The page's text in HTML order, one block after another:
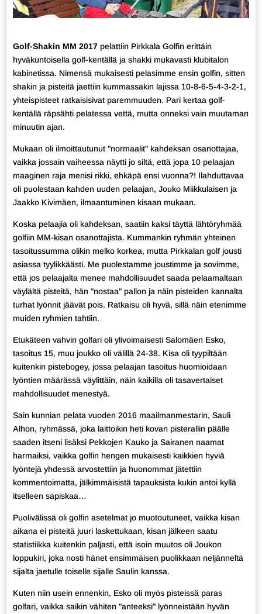
Golf-Shakin MM 2017pelattiin Pirkkala Golfin erittäin
hyväkuntoisella golf-kentällä ja shakki mukavasti klubitalon
kabinetissa. Nimensä mukaisesti pelasimme ensin golfin, sitten
shakin ja pisteitä jaettiin kummassakin lajissa 10-8-6-5-4-3-2-1,
yhteispisteet ratkaisisivat paremmuuden. Pari kertaa golf-
kentällä räpsähti pelatessa vettä, mutta onneksi vain muutaman
minuutin ajan.
Mukaan oli ilmoittautunut ”normaalit” kahdeksan osanottajaa,
vaikka jossain vaiheessa näytti jo siltä, että jopa 10 pelaajan
maaginen raja menisi rikki, ehkäpä ensi vuonna?! Ilahduttavaa
oli puolestaan kahden uuden pelaajan, Jouko Miikkulaisen ja
Jaakko Kivimäen, ilmaantuminen kisaan mukaan.
Koska pelaajia oli kahdeksan, saatiin kaksi täyttä lähtöryhmää
golfiin MM-kisan osanottajista. Kummankin ryhmän yhteinen
tasoitussumma olikin melko korkea, mutta Pirkkalan golf jousti
asiassa tyylikkäästi. Me puolestamme joustimme ja sovimme,
että jos pelaajalta menee mahdollisuudet saada pelaamaltaan
väylältä pisteitä, hän ”nostaa” pallon ja näin pisteiden kannalta
turhat lyönnit jäävät pois. Ratkaisu oli hyvä, sillä näin etenimme
muiden ryhmien tahtiin.
Etukäteen vahvin golfari oli ylivoimaisesti Salomäen Esko,
tasoitus 15, muu joukko oli välillä 24-38. Kisa oli tyypiltään
kuitenkin pistebogey, jossa pelaajan tasoitus huomioidaan
lyöntien määrässä väylittäin, näin kaikilla oli tasavertaiset
mahdollisuudet menestyä.
Sain kunnian pelata vuoden 2016 maailmanmestarin, Sauli
Alhon, ryhmässä, joka laittoikin heti kovan pisterallin päälle
saaden itseni lisäksi Pekkojen Kauko ja Sairanen naamat
harmaiksi, vaikka golfin hengen mukaisesti kaikkien hyviä
lyöntejä yhdessä arvostettiin ja huonommat jätettiin
kommentoimatta, jälkimmäisistä tapauksista kukin antoi kyllä
itselleen sapiskaa…
Puolivälissä oli golfin asetelmat jo muotoutuneet, vaikka kisan
aikana ei pisteitä juuri laskettukaan, kisan jälkeen saatu
statistiikka kuitenkin paljasti, että isoin muutos oli Joukon
loppukiri, joka nosti hänet ensimmäisen puolikkaan neljänneltä
sijalta jaetulle toiselle sijalle Saulin kanssa.
Kuten niin usein ennenkin, Esko oli myös pisteissä paras
golfari, vaikka saikin vähiten ”anteeksi” lyönneistään hyvän